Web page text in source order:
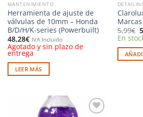
MANTENIMIENTO
Herramienta de ajuste de
válvulas de 10mm – Honda
B/D/H/K-series (Powerbuilt)
48,28€ IVA Incluido
Agotado y sin plazo de
entrega
LEER MÁS
5,99€
En